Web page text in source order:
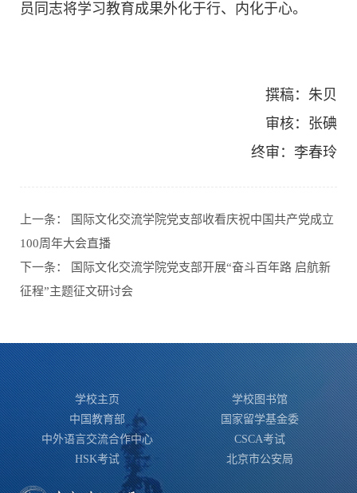
员同志将学习教育成果外化于行、内化于心。
撰稿：朱贝
审核：张碘
终审：李春玲
上一条：
国际文化交流学院党支部收看庆祝中国共产党成立
100周年大会直播
下一条：
国际文化交流学院党支部开展“奋斗百年路 启航新
征程”主题征文研讨会
学校主页
学校图书馆
中国教育部
国家留学基金委
中外语言交流合作中心
CSCA考试
HSK考试
北京市公安局